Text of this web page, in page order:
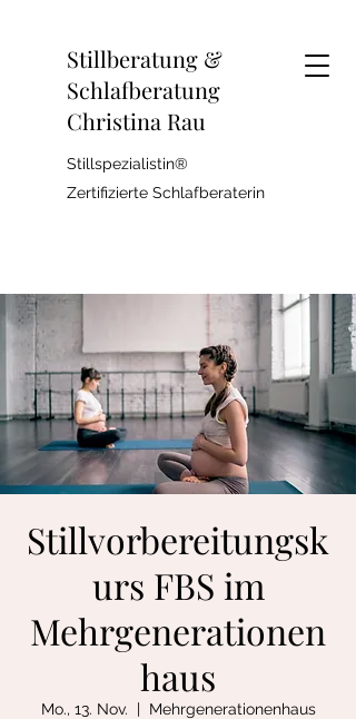
Stillberatung &
Schlafberatung
Christina Rau
Stillspezialistin®
Zertifizierte Schlafberaterin
Stillvorbereitungsk
urs FBS im
Mehrgenerationen
haus
Mo., 13. Nov.
  |
Mehrgenerationenhaus